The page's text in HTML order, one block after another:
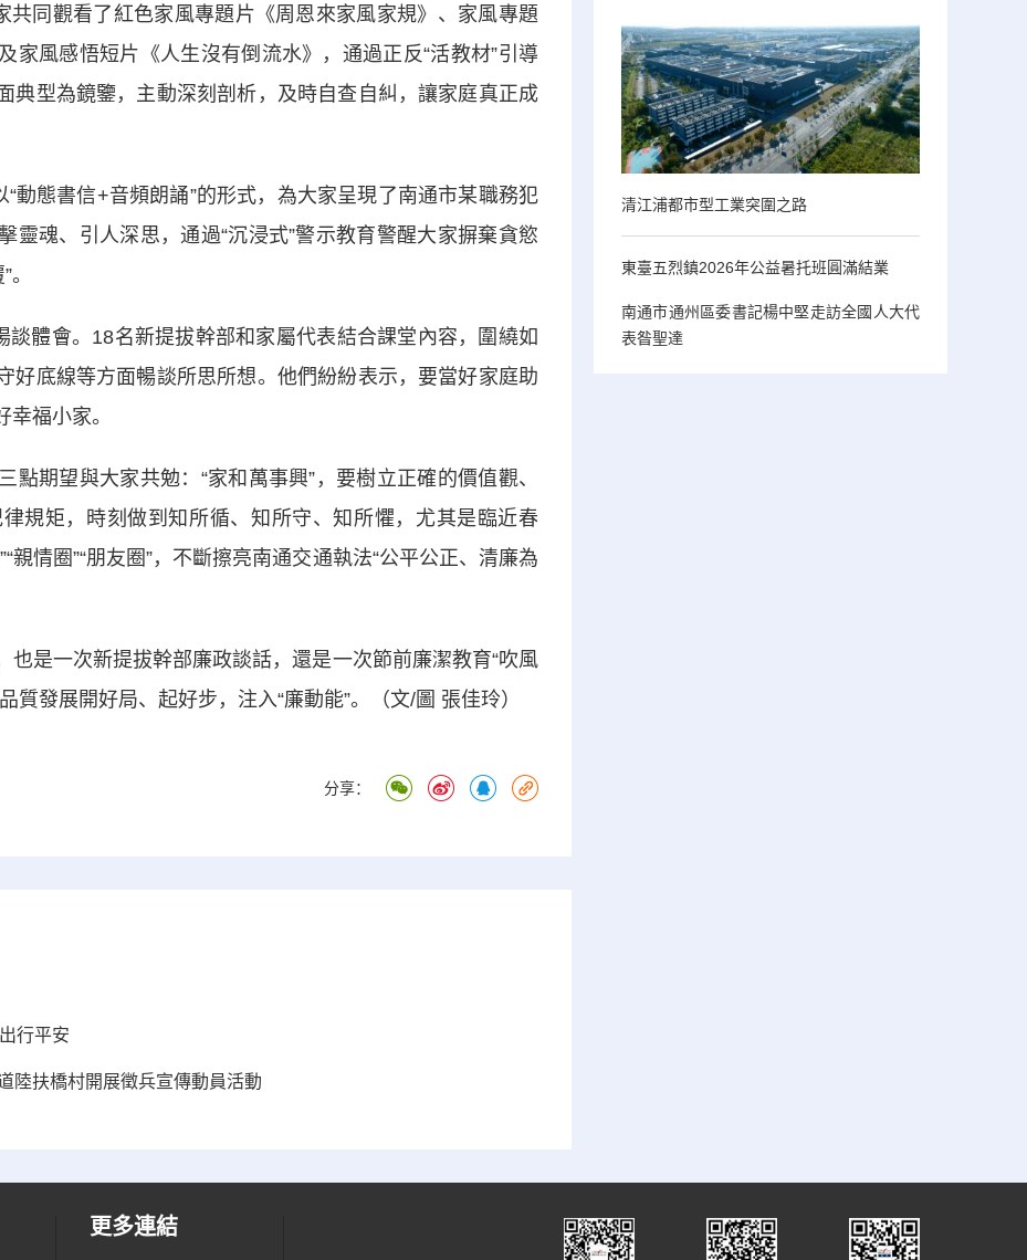
同觀看了紅色家風專題片《周恩來家風家規》、家風專題
家風感悟短片《人生沒有倒流水》，通過正反“活教材”引導
典型為鏡鑒，主動深刻剖析，及時自查自糾，讓家庭真正成
態書信+音頻朗誦”的形式，為大家呈現了南通市某職務犯
靈魂、引人深思，通過“沉浸式”警示教育警醒大家摒棄貪慾
體會。18名新提拔幹部和家屬代表結合課堂內容，圍繞如
好底線等方面暢談所思所想。他們紛紛表示，要當好家庭助
福小家。
期望與大家共勉：“家和萬事興”，要樹立正確的價值觀、
規矩，時刻做到知所循、知所守、知所懼，尤其是臨近春
親情圈”“朋友圈”，不斷擦亮南通交通執法“公平公正、清廉為
是一次新提拔幹部廉政談話，還是一次節前廉潔教育“吹風
質發展開好局、起好步，注入“廉動能”。（文/圖 張佳玲）
分享：
行平安
陸扶橋村開展徵兵宣傳動員活動
清江浦都市型工業突圍之路
東臺五烈鎮2026年公益暑托班圓滿結業
南通市通州區委書記楊中堅走訪全國人大代
表昝聖達
更多連結